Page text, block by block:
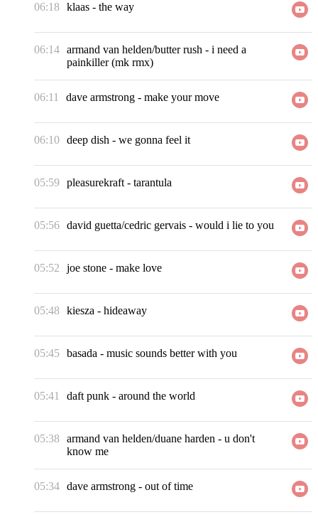
06:18 klaas - the way
06:14 armand van helden/butter rush - i need a
painkiller (mk rmx)
06:11 dave armstrong - make your move
06:10 deep dish - we gonna feel it
05:59 pleasurekraft - tarantula
05:56 david guetta/cedric gervais - would i lie to you
05:52 joe stone - make love
05:48 kiesza - hideaway
05:45 basada - music sounds better with you
05:41 daft punk - around the world
05:38 armand van helden/duane harden - u don't
know me
05:34 dave armstrong - out of time